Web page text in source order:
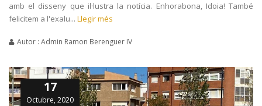
amb el disseny que il·lustra la notícia. Enhorabona, Idoia! També
felicitem a l'exalu... Llegir més
Autor : Admin Ramon Berenguer IV
17
Octubre, 2020